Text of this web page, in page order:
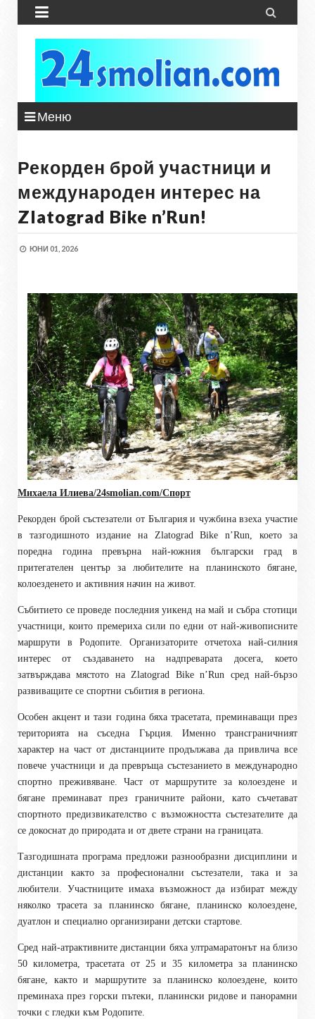
 
Меню
Рекорден брой участници и
международен интерес на
Zlatograd Bike n’Run!
ЮНИ 01, 2026
Михаела Илиева/24smolian.com/Спорт
Рекорден брой състезатели от България и чужбина взеха участие
в тазгодишното издание на Zlatograd Bike n’Run, което за
поредна година превърна най-южния български град в
притегателен център за любителите на планинското бягане,
колоезденето и активния начин на живот.
Събитието се проведе последния уикенд на май и събра стотици
участници, които премериха сили по едни от най-живописните
маршрути в Родопите. Организаторите отчетоха най-силния
интерес от създаването на надпреварата досега, което
затвърждава мястото на Zlatograd Bike n’Run сред най-бързо
развиващите се спортни събития в региона.
Особен акцент и тази година бяха трасетата, преминаващи през
територията на съседна Гърция. Именно трансграничният
характер на част от дистанциите продължава да привлича все
повече участници и да превръща състезанието в международно
спортно преживяване. Част от маршрутите за колоездене и
бягане преминават през граничните райони, като съчетават
спортното предизвикателство с възможността състезателите да
се докоснат до природата и от двете страни на границата.
Тазгодишната програма предложи разнообразни дисциплини и
дистанции както за професионални състезатели, така и за
любители. Участниците имаха възможност да избират между
няколко трасета за планинско бягане, планинско колоездене,
дуатлон и специално организирани детски стартове.
Сред най-атрактивните дистанции бяха ултрамаратонът на близо
50 километра, трасетата от 25 и 35 километра за планинско
бягане, както и маршрутите за планинско колоездене, които
преминаха през горски пътеки, планински ридове и панорамни
точки с гледки към Родопите.